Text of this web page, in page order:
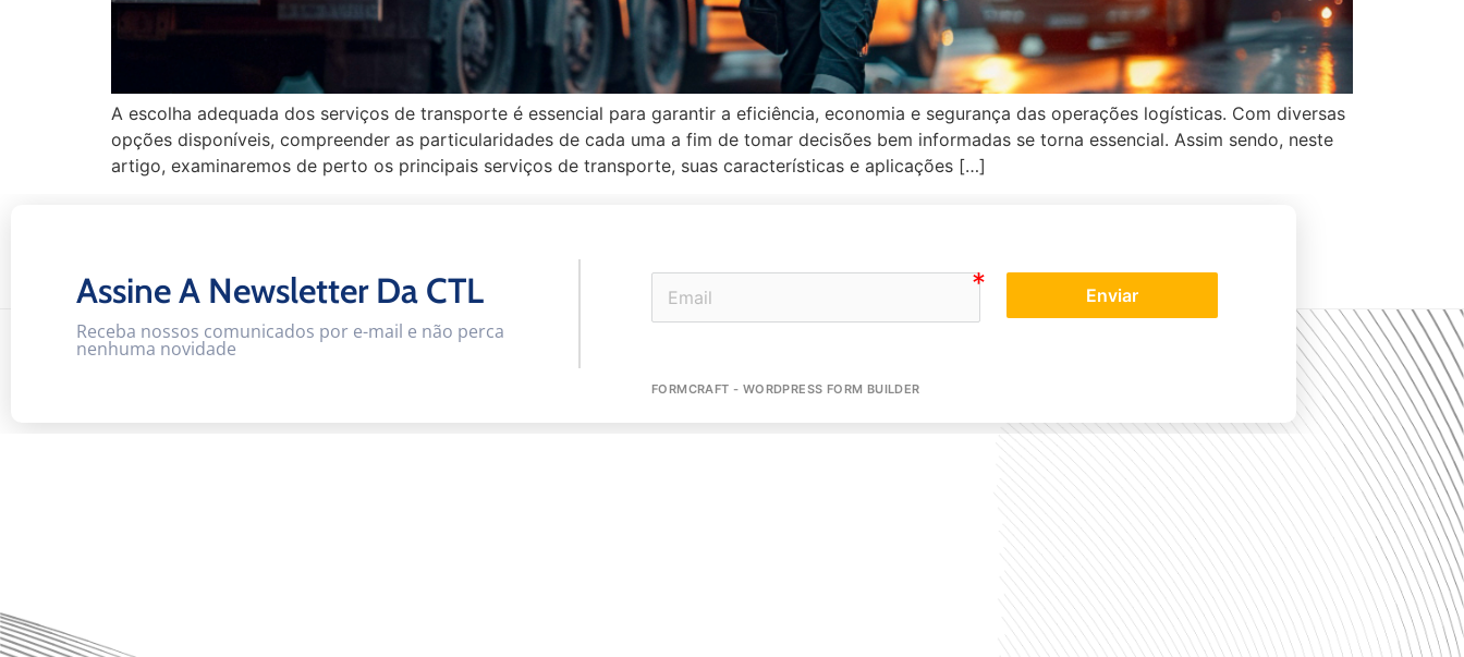
A escolha adequada dos serviços de transporte é essencial para garantir a eficiência, economia e segurança das operações logísticas. Com diversas
opções disponíveis, compreender as particularidades de cada uma a fim de tomar decisões bem informadas se torna essencial. Assim sendo, neste
artigo, examinaremos de perto os principais serviços de transporte, suas características e aplicações […]
Assine A Newsletter Da CTL
Receba nossos comunicados por e-mail e não perca
nenhuma novidade
Enviar
FORMCRAFT - WORDPRESS FORM BUILDER